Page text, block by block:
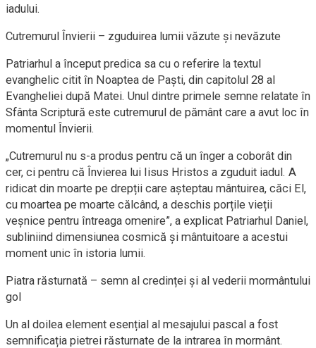
iadului.
Cutremurul Învierii – zguduirea lumii văzute și nevăzute
Patriarhul a început predica sa cu o referire la textul
evanghelic citit în Noaptea de Paști, din capitolul 28 al
Evangheliei după Matei. Unul dintre primele semne relatate în
Sfânta Scriptură este cutremurul de pământ care a avut loc în
momentul Învierii.
„Cutremurul nu s-a produs pentru că un înger a coborât din
cer, ci pentru că Învierea lui Iisus Hristos a zguduit iadul. A
ridicat din moarte pe drepții care așteptau mântuirea, căci El,
cu moartea pe moarte călcând, a deschis porțile vieții
veșnice pentru întreaga omenire”, a explicat Patriarhul Daniel,
subliniind dimensiunea cosmică și mântuitoare a acestui
moment unic în istoria lumii.
Piatra răsturnată – semn al credinței și al vederii mormântului
gol
Un al doilea element esențial al mesajului pascal a fost
semnificația pietrei răsturnate de la intrarea în mormânt.